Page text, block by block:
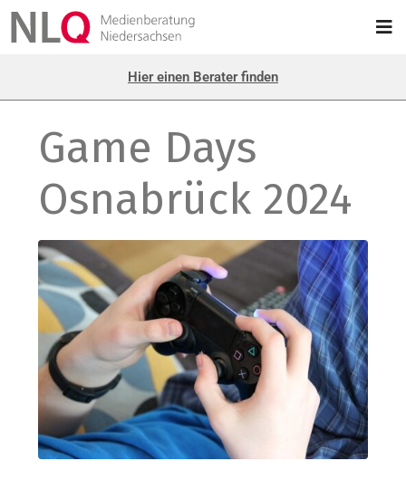
Hier einen Berater finden
Game Days
Osnabrück 2024